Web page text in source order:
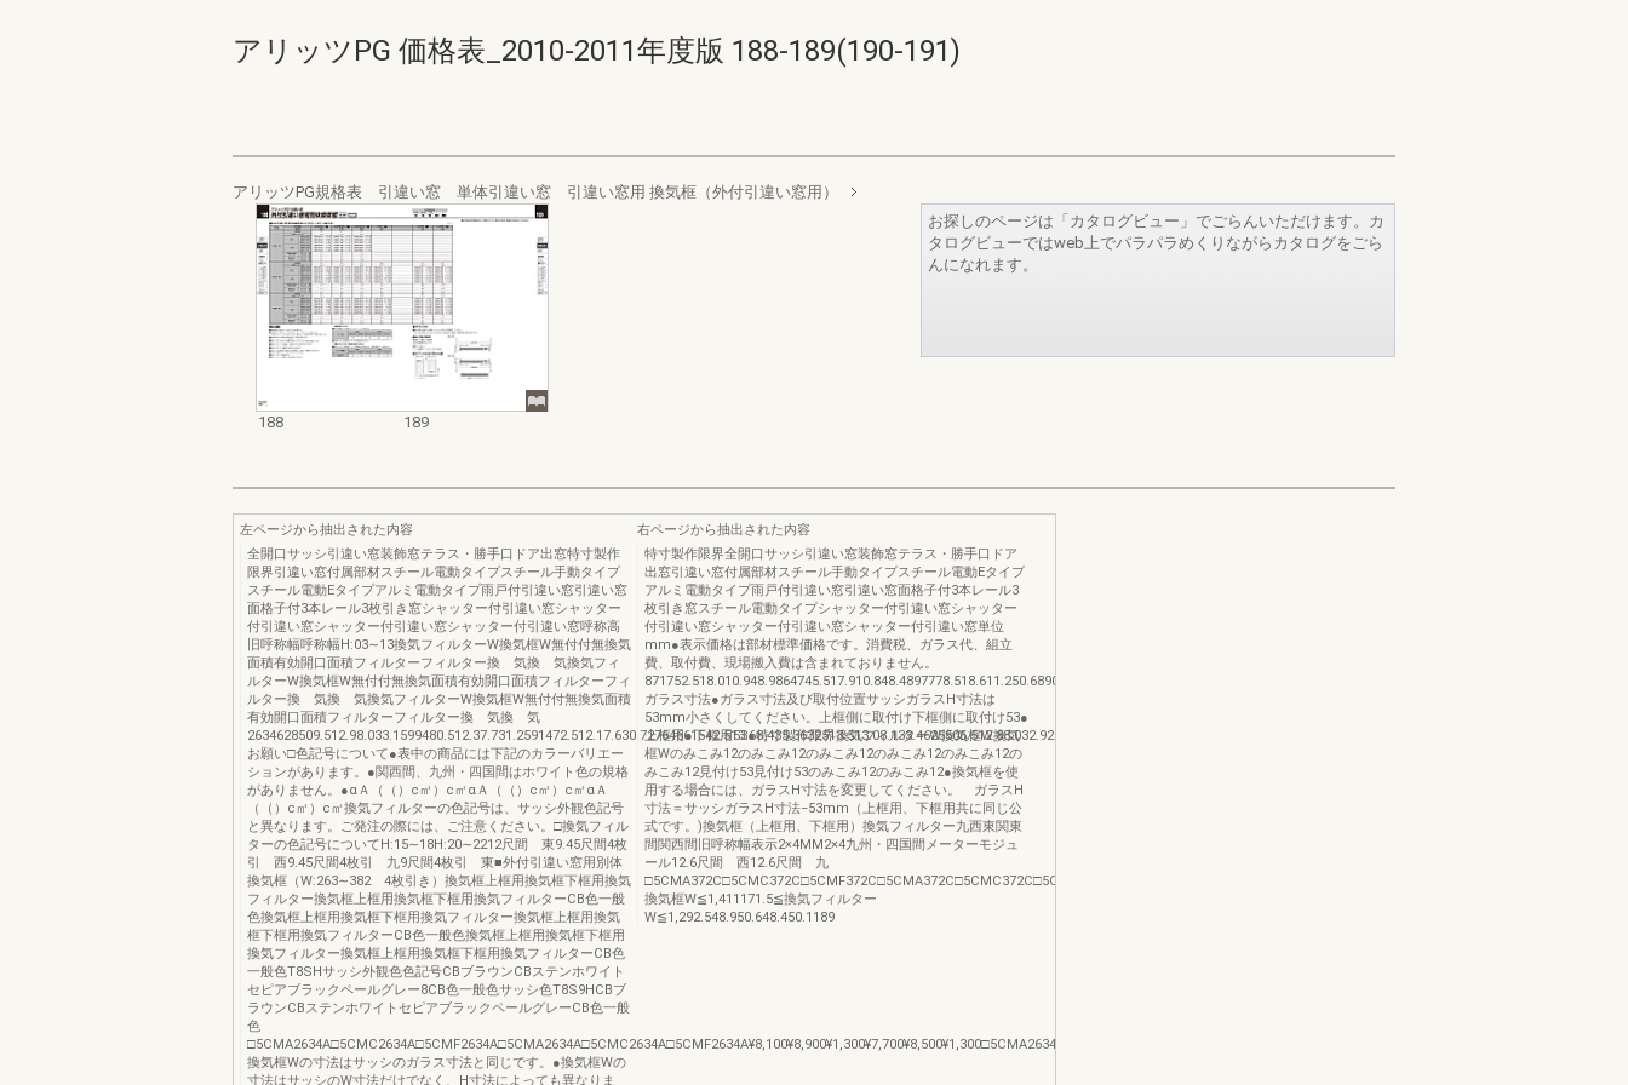
アリッツPG 価格表_2010-2011年度版 188-189(190-191)
アリッツPG規格表 引違い窓 単体引違い窓 引違い窓用 換気框（外付引違い窓用）
188 189
お探しのページは「カタログビュー」でごらんいただけます。カ
タログビューではweb上でパラパラめくりながらカタログをごら
んになれます。
左ページから抽出された内容
全開口サッシ引違い窓装飾窓テラス・勝手口ドア出窓特寸製作
限界引違い窓付属部材スチール電動タイプスチール手動タイプ
スチール電動Eタイプアルミ電動タイプ雨戸付引違い窓引違い窓
面格子付3本レール3枚引き窓シャッター付引違い窓シャッター
付引違い窓シャッター付引違い窓シャッター付引違い窓呼称高
旧呼称幅呼称幅H:03∼13換気フィルターW換気框W無付付無換気
面積有効開口面積フィルターフィルター換 気換 気換気フィ
ルターW換気框W無付付無換気面積有効開口面積フィルターフィ
ルター換 気換 気換気フィルターW換気框W無付付無換気面積
有効開口面積フィルターフィルター換 気換 気
お願い□色記号について●表中の商品には下記のカラーバリエー
ションがあります。●関西間、九州・四国間はホワイト色の規格
がありません。●αＡ（（）c㎡）c㎡αＡ（（）c㎡）c㎡αＡ
（（）c㎡）c㎡換気フィルターの色記号は、サッシ外観色記号
と異なります。ご発注の際には、ご注意ください。□換気フィル
ターの色記号についてH:15∼18H:20∼2212尺間 東9.45尺間4枚
引 西9.45尺間4枚引 九9尺間4枚引 東■外付引違い窓用別体
換気框（W:263∼382 4枚引き）換気框上框用換気框下框用換気
フィルター換気框上框用換気框下框用換気フィルターCB色一般
色換気框上框用換気框下框用換気フィルター換気框上框用換気
框下框用換気フィルターCB色一般色換気框上框用換気框下框用
換気フィルター換気框上框用換気框下框用換気フィルターCB色
一般色T8SHサッシ外観色色記号CBブラウンCBステンホワイト
セピアブラックペールグレー8CB色一般色サッシ色T8S9HCBブ
ラウンCBステンホワイトセピアブラックペールグレーCB色一般
色
換気框Wの寸法はサッシのガラス寸法と同じです。●換気框Wの
寸法はサッシのW寸法だけでなく、H寸法によっても異なりま
右ページから抽出された内容
特寸製作限界全開口サッシ引違い窓装飾窓テラス・勝手口ドア
出窓引違い窓付属部材スチール手動タイプスチール電動Eタイプ
アルミ電動タイプ雨戸付引違い窓引違い窓面格子付3本レール3
枚引き窓スチール電動タイプシャッター付引違い窓シャッター
付引違い窓シャッター付引違い窓シャッター付引違い窓単位
mm●表示価格は部材標準価格です。消費税、ガラス代、組立
費、取付費、現場搬入費は含まれておりません。
871752.518.010.948.9864745.517.910.848.4897778.518.611.250.6890771.518.411.150.1372382●
ガラス寸法●ガラス寸法及び取付位置サッシガラスH寸法は
53mm小さくしてください。上框側に取付け下框側に取付け53●
上框用●下框用53●特寸製作限界換気フィルターW換気框W換気
框Wのみこみ12のみこみ12のみこみ12のみこみ12のみこみ12の
みこみ12見付け53見付け53のみこみ12のみこみ12●換気框を使
用する場合には、ガラスH寸法を変更してください。 ガラスH
寸法＝サッシガラスH寸法−53mm（上框用、下框用共に同じ公
式です。)換気框（上框用、下框用）換気フィルター九西東関東
間関西間旧呼称幅表示2×4MM2×4九州・四国間メーターモジュ
ール12.6尺間 西12.6尺間 九
換気框W≦1,411171.5≦換気フィルター
W≦1,292.548.950.648.450.1189